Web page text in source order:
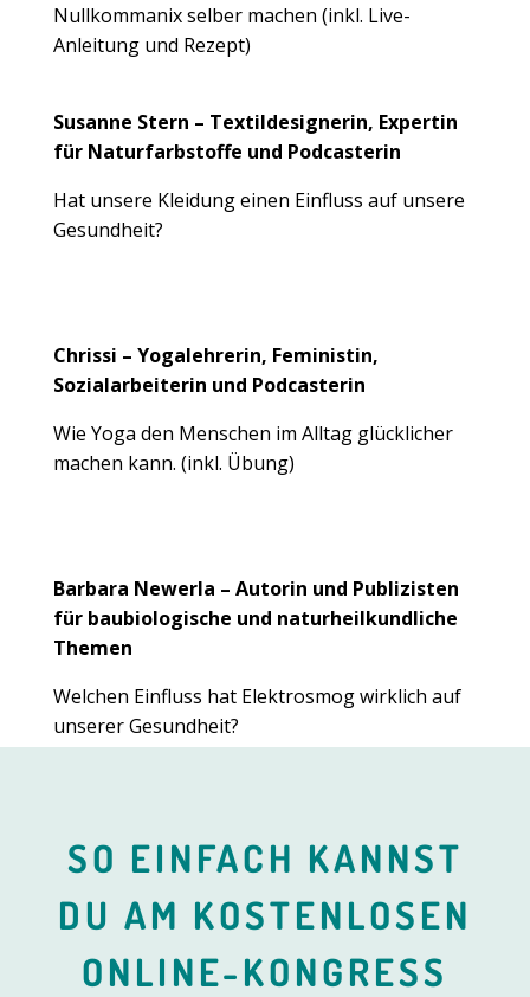
Nullkommanix selber machen (inkl. Live-
Anleitung und Rezept)
Susanne Stern – Textildesignerin, Expertin
für Naturfarbstoffe und Podcasterin
Hat unsere Kleidung einen Einfluss auf unsere
Gesundheit?
Chrissi – Yogalehrerin, Feministin,
Sozialarbeiterin und Podcasterin
Wie Yoga den Menschen im Alltag glücklicher
machen kann. (inkl. Übung)
Barbara Newerla – Autorin und Publizisten
für baubiologische und naturheilkundliche
Themen
Welchen Einfluss hat Elektrosmog wirklich auf
unserer Gesundheit?
SO EINFACH KANNST
DU AM KOSTENLOSEN
ONLINE-KONGRESS